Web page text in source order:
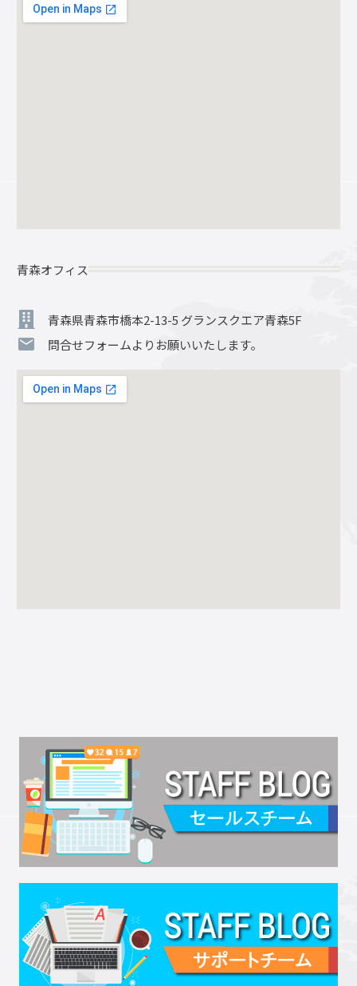
青森オフィス
青森県青森市橋本2-13-5 グランスクエア青森5F
問合せフォームよりお願いいたします。